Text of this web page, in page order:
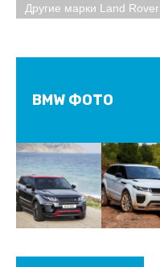
Другие марки Land Rover
BMW ФОТО